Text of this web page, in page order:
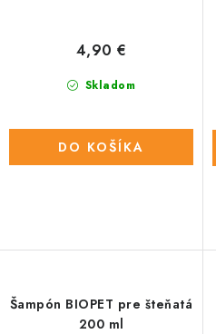
Skladom
4,90 €
DO KOŠÍKA
Šampón BIOPET pre šteňatá
200 ml